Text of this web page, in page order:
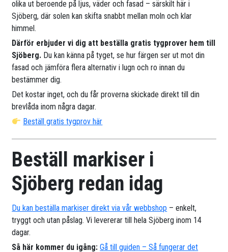
olika ut beroende på ljus, väder och fasad – särskilt här i
Sjöberg, där solen kan skifta snabbt mellan moln och klar
himmel.
Därför erbjuder vi dig att beställa gratis tygprover hem till
Sjöberg. Du kan känna på tyget, se hur färgen ser ut mot din
fasad och jämföra flera alternativ i lugn och ro innan du
bestämmer dig.
Det kostar inget, och du får proverna skickade direkt till din
brevlåda inom några dagar.
Beställ gratis tygprov här
Beställ markiser i
Sjöberg redan idag
Du kan beställa markiser direkt via vår webbshop – enkelt,
tryggt och utan påslag. Vi levererar till hela Sjöberg inom 14
dagar.
Så här kommer du igång: Gå till guiden – Så fungerar det